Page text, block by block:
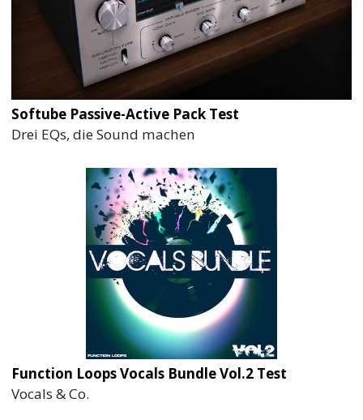
Softube Passive-Active Pack Test
Drei EQs, die Sound machen
Function Loops Vocals Bundle Vol.2 Test
Vocals & Co.